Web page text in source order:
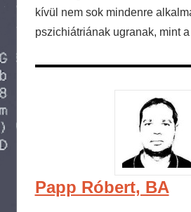
kívül nem sok mindenre
pszichiátriának ugranak, mint
Papp Róbert, BA